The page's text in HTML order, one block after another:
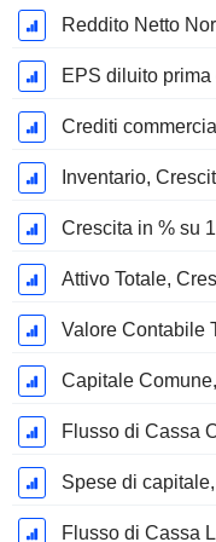
Crediti
Inventario,
Attivo Totale,
Capitale
Spese di